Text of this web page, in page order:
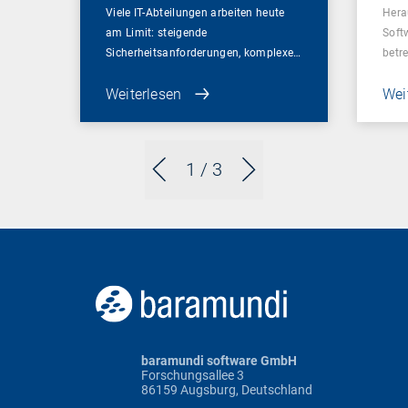
1 / 3
Viele IT-Abteilungen arbeiten heute
am Limit: steigende
Sicherheitsanforderungen, komplexe…
Weiterlesen
baramundi software GmbH
Forschungsallee 3
86159 Augsburg, Deutschland